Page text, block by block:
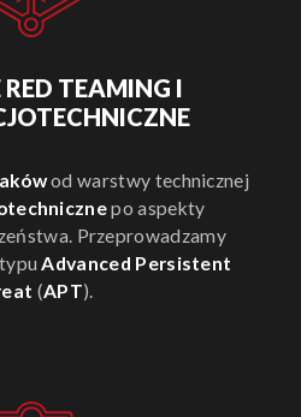
RED TEAMING I
od warstwy technicznej
po aspekty
Przeprowadzamy
Advanced Persistent
(APT).